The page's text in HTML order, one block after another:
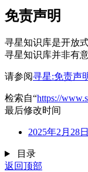
免责声明
寻星知识库是开放
寻星知识库并非有
请参阅寻星:免责声
检索自“https://
最后修改时间
2025年2月28
目录
返回顶部